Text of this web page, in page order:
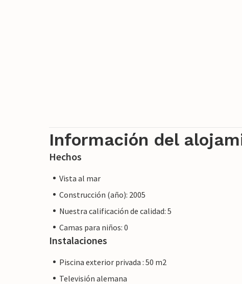
Información del
Hechos
Vista al mar
Construcción (año): 2005
Nuestra calificación de calidad: 5
Camas para niños: 0
Instalaciones
Piscina exterior privada : 50 m2
Televisión alemana